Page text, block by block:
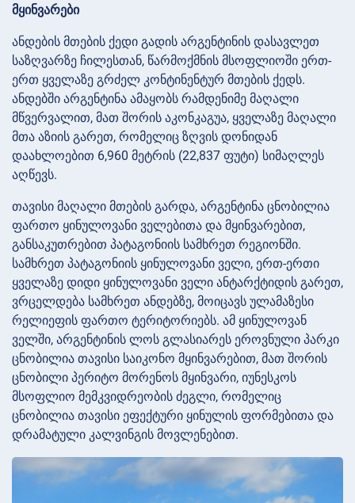
მყინვარები
ანდების მთების ქედი გადის არგენტინის დასავლეთ
საზღვარზე ჩილესთან, წარმოქმნის მსოფლიოში ერთ-
ერთ ყველაზე გრძელ კონტინენტურ მთების ქედს.
ანდებში არგენტინა ამაყობს რამდენიმე მაღალი
მწვერვალით, მათ შორის აკონკაგუა, ყველაზე მაღალი
მთა აზიის გარეთ, რომელიც ზღვის დონიდან
დაახლოებით 6,960 მეტრის (22,837 ფუტი) სიმაღლეს
აღწევს.
თავისი მაღალი მთების გარდა, არგენტინა ცნობილია
ფართო ყინულოვანი ველებითა და მყინვარებით,
განსაკუთრებით პატაგონიის სამხრეთ რეგიონში.
სამხრეთ პატაგონიის ყინულოვანი ველი, ერთ-ერთი
ყველაზე დიდი ყინულოვანი ველი ანტარქტიდის გარეთ,
ვრცელდება სამხრეთ ანდებზე, მოიცავს ულამაზესი
რელიეფის ფართო ტერიტორიებს. ამ ყინულოვან
ველში, არგენტინის ლოს გლასიარეს ეროვნული პარკი
ცნობილია თავისი საიკონო მყინვარებით, მათ შორის
ცნობილი პერიტო მორენოს მყინვარი, იუნესკოს
მსოფლიო მემკვიდრეობის ძეგლი, რომელიც
ცნობილია თავისი ეფექტური ყინულის ფორმებითა და
დრამატული კალვინგის მოვლენებით.